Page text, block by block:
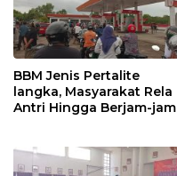
BBM Jenis Pertalite
langka, Masyarakat Rela
Antri Hingga Berjam-jam